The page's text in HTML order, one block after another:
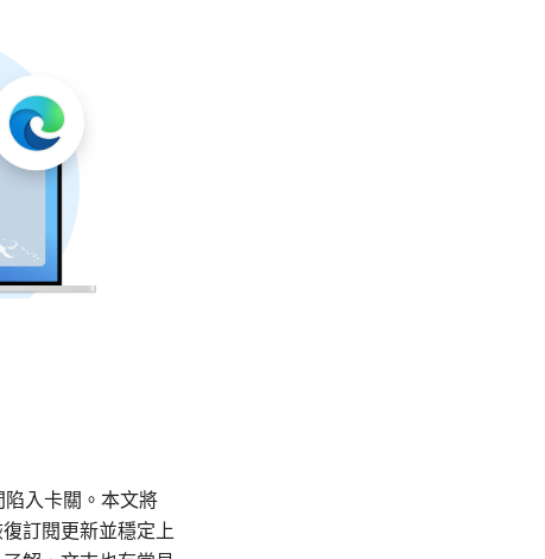
入卡關。本文將
訂閱更新並穩定上